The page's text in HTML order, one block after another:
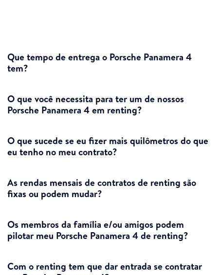
Que tempo de entrega o Porsche Panamera 4
tem?
O que você necessita para ter um de nossos
Porsche Panamera 4 em renting?
O que sucede se eu fizer mais quilômetros do que
eu tenho no meu contrato?
As rendas mensais de contratos de renting são
fixas ou podem mudar?
Os membros da família e/ou amigos podem
pilotar meu Porsche Panamera 4 de renting?
Com o renting tem que dar entrada se contratar